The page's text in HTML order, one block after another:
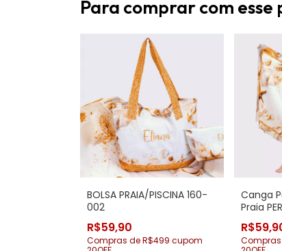
Para comprar com esse
BOLSA PRAIA/PISCINA 160-
002
R$59,90
Compras de R$499 cupom
Canga
Praia
002